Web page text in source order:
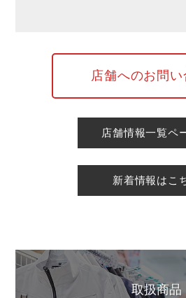
店舗へのお問い
店舗情報一覧ペ
新着情報はこ
取扱商品